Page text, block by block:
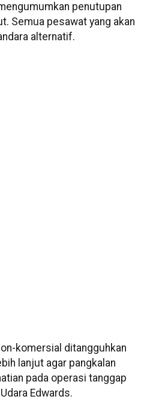
penutupan
Semua pesawat yang akan
alternatif.
komersial ditangguhkan
lanjut agar pangkalan
pada operasi tanggap
Edwards.